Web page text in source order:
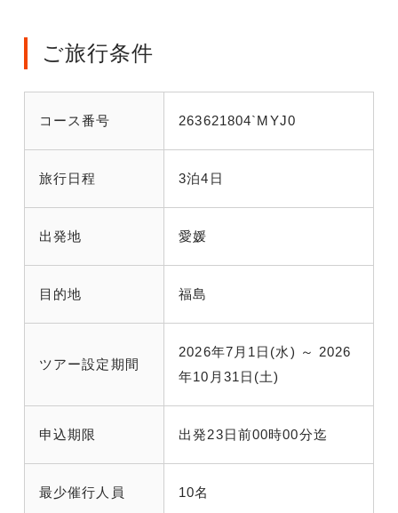
ご旅行条件
コース番号 263621804`MYJ0
旅行日程 3泊4日
出発地 愛媛
目的地 福島
ツアー設定期間
2026年7月1日(水) ～ 2026
年10月31日(土)
申込期限 出発23日前00時00分迄
最少催行人員 10名